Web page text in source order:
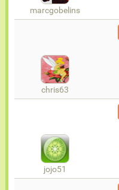
marcgobelins
chris63
jojo51